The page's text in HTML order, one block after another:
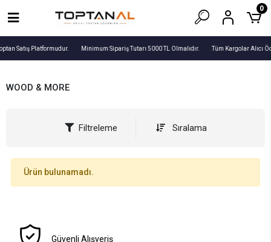
Satış Platformudur. Minimum Sipariş Tutarı 5000 TL Olmalıdır. Tüm Kargolar Alıcı
0
WOOD & MORE
Filtreleme Sıralama
Ürün bulunamadı.
Güvenli Alışveriş